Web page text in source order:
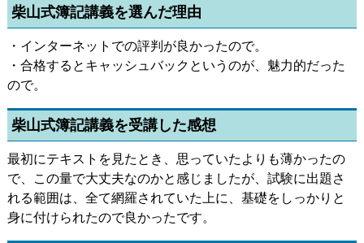
柴山式簿記講義を選んだ理由
・インターネットでの評判が良かったので。
・合格するとキャッシュバックというのが、魅力的だった
ので。
柴山式簿記講義を受講した感想
最初にテキストを見たとき、思っていたよりも薄かったの
で、この量で大丈夫なのかと感じましたが、試験に出題さ
れる範囲は、全て網羅されていた上に、基礎をしっかりと
身に付けられたので良かったです。